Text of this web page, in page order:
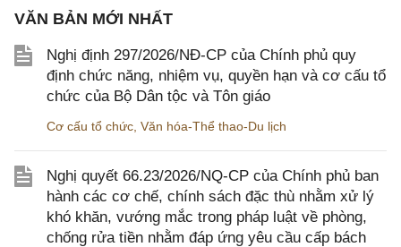
VĂN BẢN MỚI NHẤT
Nghị định 297/2026/NĐ-CP của Chính phủ quy
định chức năng, nhiệm vụ, quyền hạn và cơ cấu tổ
chức của Bộ Dân tộc và Tôn giáo
Cơ cấu tổ chức Văn hóa-Thể thao-Du lịch
Nghị quyết 66.23/2026/NQ-CP của Chính phủ ban
hành các cơ chế, chính sách đặc thù nhằm xử lý
khó khăn, vướng mắc trong pháp luật về phòng,
chống rửa tiền nhằm đáp ứng yêu cầu cấp bách